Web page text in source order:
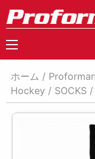
ホーム /
Hockey / SOCKS /